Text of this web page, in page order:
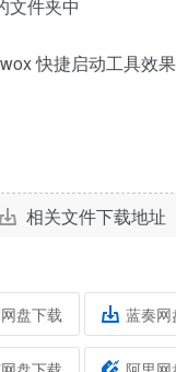
文件夹中
快捷启动工具效
相关文件下载地址
盘下载 蓝奏网